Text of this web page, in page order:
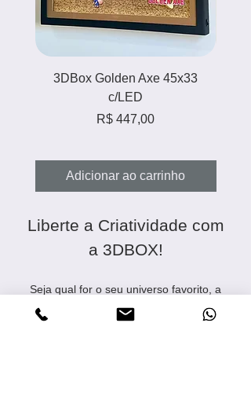
3DBox Golden Axe 45x33
c/LED
Preço
R$ 447,00
Adicionar ao carrinho
Liberte a Criatividade com
a 3DBOX!
Seja qual for o seu universo favorito, a
3DBOX tem o toque nostálgico que você
precisa. Nossa coleção de quadros 3D